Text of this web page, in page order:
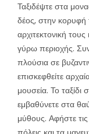
Ταξιδέψτε στα
δέος, στην
αρχιτεκτονική
γύρω περιοχής.
πλούσια σε
επισκεφθείτε
μουσεία. Το ταξίδι
εμβαθύνετε στα
μύθους. Αφήστε τις